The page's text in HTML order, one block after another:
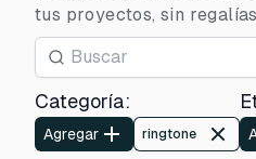
tus proyectos, sin
Categoría:
Agregar ringtone